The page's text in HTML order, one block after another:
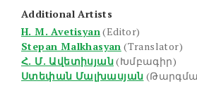
Additional Artists
H. M. Avetisyan(Editor)
Stepan Malkhasyan (Translator)
Հ. Մ. Ավետիսյան(Խմբագիր)
Ստեփան Մալխասյան